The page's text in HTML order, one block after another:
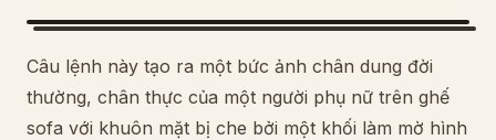
Kỹ năng
Lời nhắc
Câu lệnh này tạo ra một bức ảnh chân dung đời
thường, chân thực của một người phụ nữ trên ghế
sofa với khuôn mặt bị che bởi một khối làm mờ hình